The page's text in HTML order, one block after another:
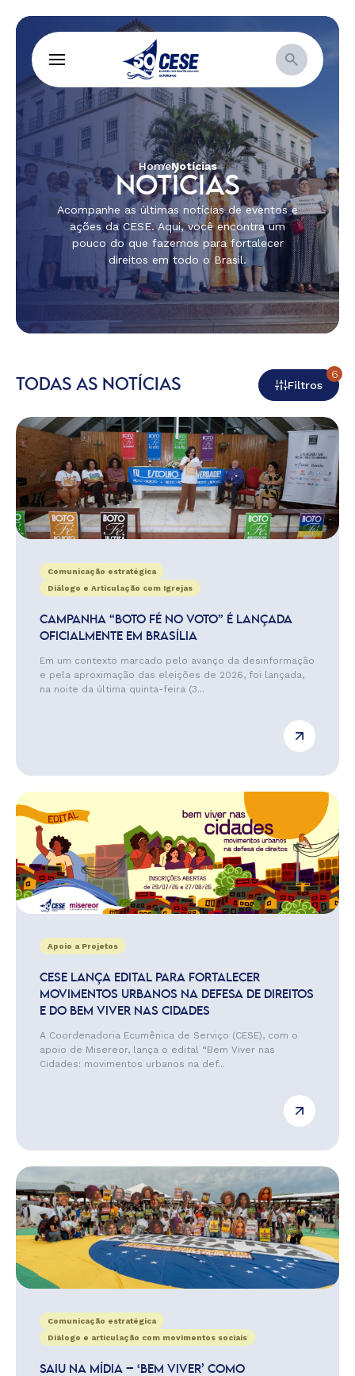
HomeNotícias
NOTÍCIAS
Acompanhe as últimas notícias de eventos e
ações da CESE. Aqui, você encontra um
pouco do que fazemos para fortalecer
direitos em todo o Brasil.
TODAS AS NOTÍCIAS Filtros
6
Comunicação estratégica
Diálogo e Articulação com Igrejas
CAMPANHA “BOTO FÉ NO VOTO” É LANÇADA
OFICIALMENTE EM BRASÍLIA
Em um contexto marcado pelo avanço da desinformação
e pela aproximação das eleições de 2026, foi lançada,
na noite da última quinta-feira (3...
Apoio a Projetos
CESE LANÇA EDITAL PARA FORTALECER
MOVIMENTOS URBANOS NA DEFESA DE DIREITOS
E DO BEM VIVER NAS CIDADES
A Coordenadoria Ecumênica de Serviço (CESE), com o
apoio de Misereor, lança o edital “Bem Viver nas
Cidades: movimentos urbanos na def...
Comunicação estratégica
Diálogo e articulação com movimentos sociais
SAIU NA MÍDIA – ‘BEM VIVER’ COMO